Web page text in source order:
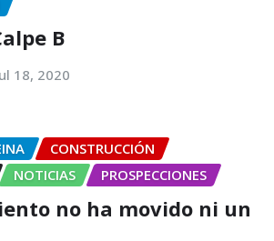
B
18, 2020
CONSTRUCCIÓN
NOTICIAS PROSPECCIONES
no ha movido ni un